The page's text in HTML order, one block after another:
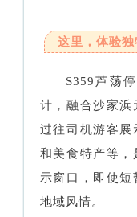
这里，体验独
S359芦荡
计，融合沙家浜
过往司机游客展
和美食特产等，
示窗口，即使
地域风情。